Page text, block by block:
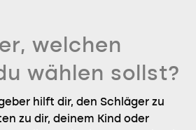
welchen
wählen sollst?
hilft dir, den Schläger zu
zu dir, deinem Kind oder